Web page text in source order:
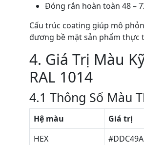
Đóng rắn hoàn toàn 48 –
Cấu trúc coating giúp mô
đương bề mặt sản phẩm thực
4. Giá Trị Màu
RAL 1014
4.1 Thông Số Màu
Hệ màu
Giá trị
HEX
#DDC49A